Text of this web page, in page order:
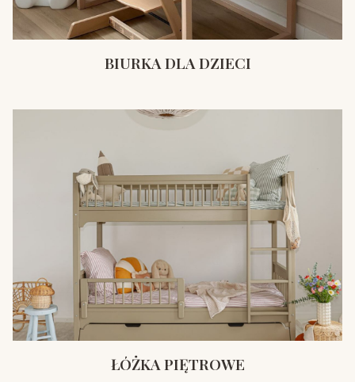
BIURKA DLA DZIECI
ŁÓŻKA PIĘTROWE